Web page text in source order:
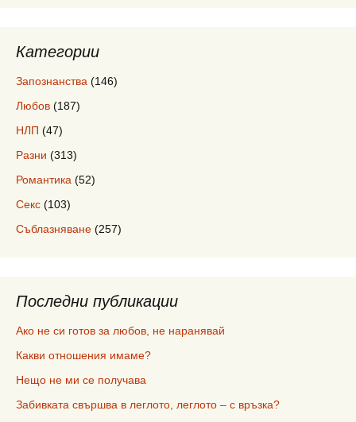
Категории
Запознанства (146)
Любов (187)
НЛП (47)
Разни (313)
Романтика (52)
Секс (103)
Съблазняване (257)
Последни публикации
Ако не си готов за любов, не наранявай
Какви отношения имаме?
Нещо не ми се получава
Забивката свършва в леглото, леглото – с връзка?